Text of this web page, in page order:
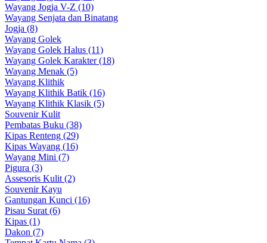
Wayang Jogja V-Z (10)
Wayang Senjata dan Binatang
Jogja (8)
Wayang Golek
Wayang Golek Halus (11)
Wayang Golek Karakter (18)
Wayang Menak (5)
Wayang Klithik
Wayang Klithik Batik (16)
Wayang Klithik Klasik (5)
Souvenir Kulit
Pembatas Buku (38)
Kipas Renteng (29)
Kipas Wayang (16)
Wayang Mini (7)
Pigura (3)
Assesoris Kulit (2)
Souvenir Kayu
Gantungan Kunci (16)
Pisau Surat (6)
Kipas (1)
Dakon (7)